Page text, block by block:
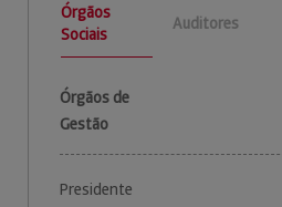
Órgãos
Sociais
Auditores
Órgãos de
Gestão
Presidente